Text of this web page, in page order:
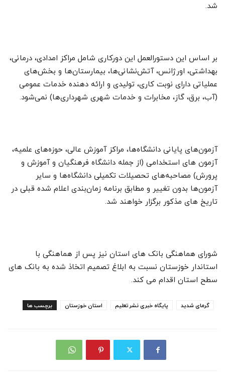
شد.
بر اساس این دستورالعمل این دورکاری شامل مراکز امدادی، درمانی،
بهداشتی، اورژانس، آتش‌نشانی‌ها، بیمارستان‌ها و بخش‌های
عملیاتی دارای نوبت کاری، تولیدی و ارائه دهنده خدمات عمومی
(آب، برق، گاز، مخابرات و خدمات شهری شهرداری‌ها) نمی‌شود.
آزمون‌های پایانی دانشگاه‌ها، مراکز آموزش عالی، حوزه‌های علمیه،
آزمون های استخدامی (از جمله دانشگاه فرهنگیان و آموزش و
پرورش) مصاحبه‌های تحصیلات تکمیلی دانشگاه‌ها و سایر
آزمون‌ها بدون تغییر و مطابق برنامه زمان‌بندی اعلام شده قبلی در
تاریخ های مذکور برگزار خواهند شد.
شورای هماهنگی بانک های استان نیز پس از هماهنگی با
استاندار خوزستان نسبت به ابلاغ تصمیم اتخاذ شده به بانک های
سطح استان اقدام می کند.
برچسب ها استان خوزستان پایگاه خبری نشرتعلیم گرمای شدید